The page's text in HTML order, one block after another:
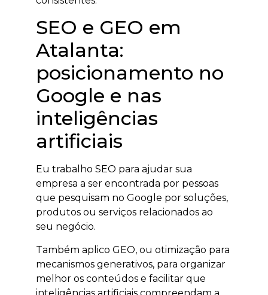
SEO e GEO em
Atalanta:
posicionamento no
Google e nas
inteligências
artificiais
Eu trabalho SEO para ajudar sua
empresa a ser encontrada por pessoas
que pesquisam no Google por soluções,
produtos ou serviços relacionados ao
seu negócio.
Também aplico GEO, ou otimização para
mecanismos generativos, para organizar
melhor os conteúdos e facilitar que
inteligências artificiais compreendam a